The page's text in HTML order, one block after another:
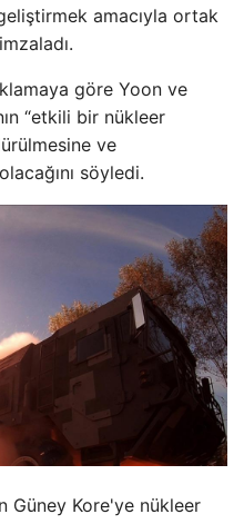
amacıyla ortak
göre Yoon ve
“etkili bir nükleer
ve
söyledi.
Güney Kore'ye nükleer